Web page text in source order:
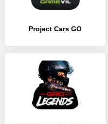
Project Cars GO